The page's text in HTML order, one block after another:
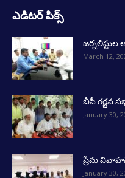
ఎడిటర్ పిక్స్
March 12,
బీసీ గర్జన
January 30,
ప్రేమ
January 30,